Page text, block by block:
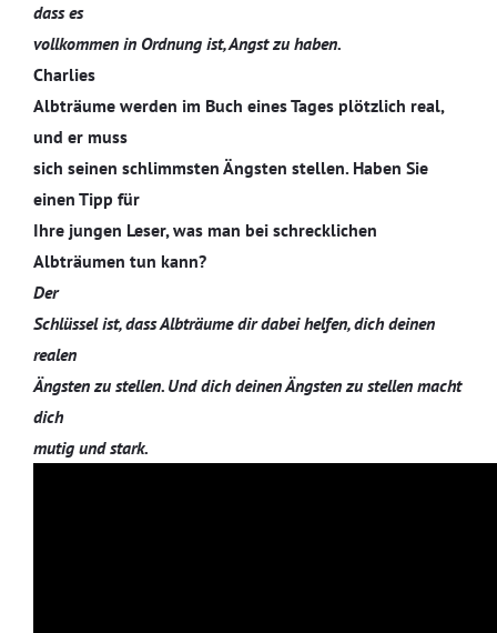
dass es
vollkommen in Ordnung ist, Angst zu haben.
Charlies
Albträume werden im Buch eines Tages plötzlich real,
und er muss
sich seinen schlimmsten Ängsten stellen. Haben Sie
einen Tipp für
Ihre jungen Leser, was man bei schrecklichen
Albträumen tun kann?
Der
Schlüssel ist, dass Albträume dir dabei helfen, dich deinen
realen
Ängsten zu stellen. Und dich deinen Ängsten zu stellen macht
dich
mutig und stark.